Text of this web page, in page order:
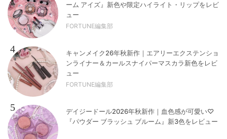
ーム アイズ』新色や限定ハイライト・リップをレビ
ュー
FORTUNE編集部
4
キャンメイク26年秋新作｜エアリーエクステンショ
ンライナー＆カールスナイパーマスカラ新色をレビ
ュー
FORTUNE編集部
5
デイジードール2026年秋新作｜血色感が可愛い♡
『パウダー ブラッシュ ブルーム』新3色をレビュー